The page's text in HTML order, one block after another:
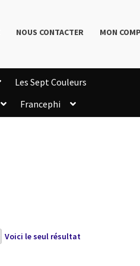
NOUS CONTACTER MON
Les Sept Couleurs
Francephi
Voici le seul résultat